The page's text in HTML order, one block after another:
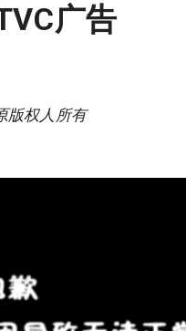
广告
版权人所有